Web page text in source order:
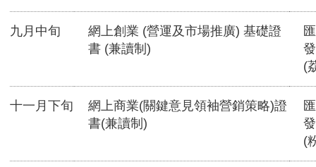
九月中旬
網上創業 (營運及市場推廣) 基礎證
書 (兼讀制)
(
十一月下旬
網上商業(關鍵意見領袖營銷策略)證
書(兼讀制)
(